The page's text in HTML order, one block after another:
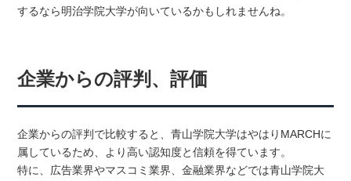
するなら明治学院大学が向いているかもしれませんね。
企業からの評判、評価
企業からの評判で比較すると、青山学院大学はやはりMARCHに
属しているため、より高い認知度と信頼を得ています。
特に、広告業界やマスコミ業界、金融業界などでは青山学院大